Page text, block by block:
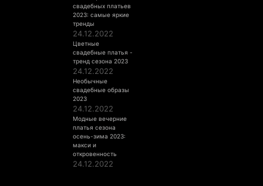
свадебных платьев
2023: самые яркие
тренды
24.12.2022
Цветные
свадебные платья -
тренд сезона 2023
24.12.2022
Необычные
свадебные образы
2023
24.12.2022
Модные вечерние
платья сезона
осень-зима 2023:
макси и
откровенность
24.12.2022